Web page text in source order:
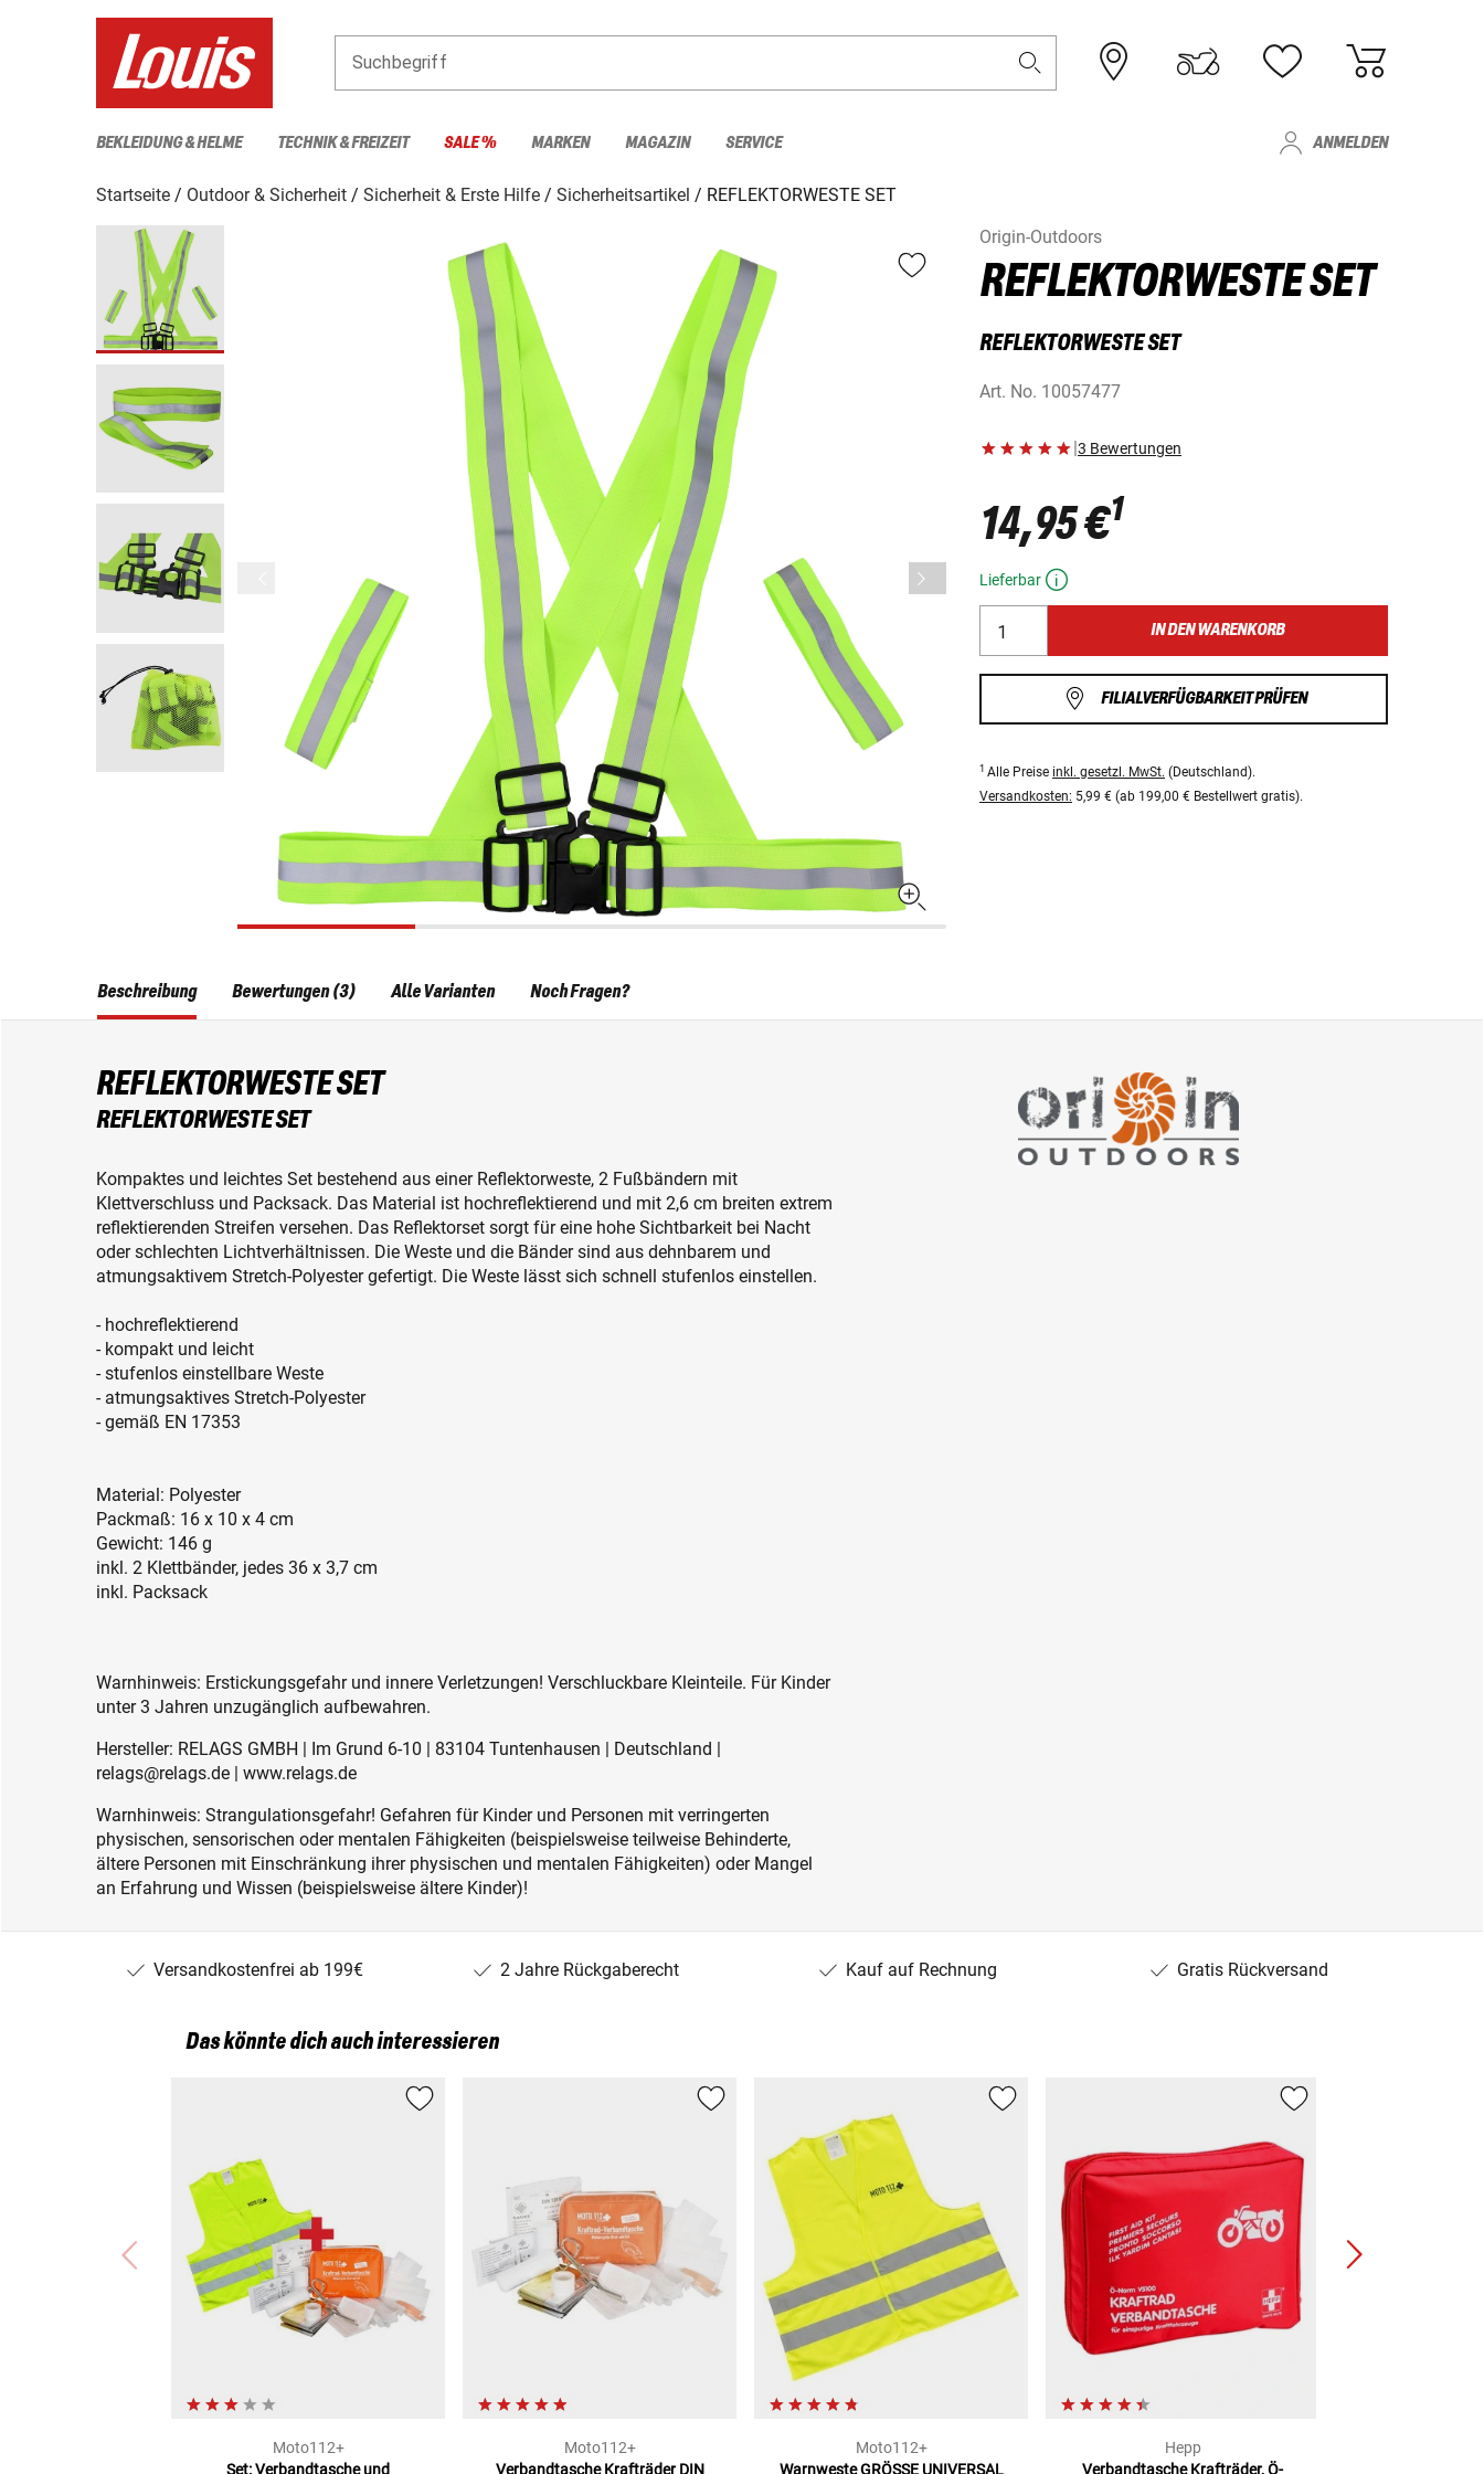
Suchbegriff
BEKLEIDUNG & HELME TECHNIK & FREIZEIT SALE % MARKEN MAGAZIN SERVICE ANMELDEN
Startseite Outdoor & Sicherheit Sicherheit & Erste Hilfe Sicherheitsartikel
REFLEKTORWESTE SET
Origin-Outdoors
REFLEKTORWESTE SET
REFLEKTORWESTE SET
Art. No. 10057477
|3 Bewertungen
14,95 €1
Lieferbar
IN DEN WARENKORB
FILIALVERFÜGBARKEIT PRÜFEN
1 Alle Preise inkl. gesetzl. MwSt. (Deutschland).
Versandkosten: 5,99 € (ab 199,00 € Bestellwert gratis).
Beschreibung
REFLEKTORWESTE SET
REFLEKTORWESTE SET
Kompaktes und leichtes Set bestehend aus einer Reflektorweste, 2 Fußbändern mit
Klettverschluss und Packsack. Das Material ist hochreflektierend und mit 2,6 cm breiten extrem
reflektierenden Streifen versehen. Das Reflektorset sorgt für eine hohe Sichtbarkeit bei Nacht
oder schlechten Lichtverhältnissen. Die Weste und die Bänder sind aus dehnbarem und
atmungsaktivem Stretch-Polyester gefertigt. Die Weste lässt sich schnell stufenlos einstellen.
- hochreflektierend
- kompakt und leicht
- stufenlos einstellbare Weste
- atmungsaktives Stretch-Polyester
- gemäß EN 17353
Material: Polyester
Packmaß: 16 x 10 x 4 cm
Gewicht: 146 g
inkl. 2 Klettbänder, jedes 36 x 3,7 cm
inkl. Packsack
Warnhinweis: Erstickungsgefahr und innere Verletzungen! Verschluckbare Kleinteile. Für Kinder
unter 3 Jahren unzugänglich aufbewahren.
Hersteller: RELAGS GMBH | Im Grund 6-10 | 83104 Tuntenhausen | Deutschland |
relags@relags.de | www.relags.de
Warnhinweis: Strangulationsgefahr! Gefahren für Kinder und Personen mit verringerten
physischen, sensorischen oder mentalen Fähigkeiten (beispielsweise teilweise Behinderte,
ältere Personen mit Einschränkung ihrer physischen und mentalen Fähigkeiten) oder Mangel
an Erfahrung und Wissen (beispielsweise ältere Kinder)!
Bewertungen (3) Alle Varianten Noch Fragen?
Versandkostenfrei ab 199€ 2 Jahre Rückgaberecht Kauf auf Rechnung Gratis Rückversand
Das könnte dich auch interessieren
Moto112+
Set: Verbandtasche und
Moto112+
Verbandtasche Krafträder DIN
Moto112+
Warnweste GRÖSSE UNIVERSAL
Hepp
Verbandtasche Krafträder, Ö-